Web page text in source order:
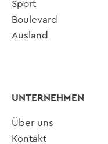
Sport
Boulevard
Ausland
UNTERNEHMEN
Über uns
Kontakt